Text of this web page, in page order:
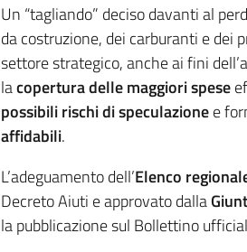
Un “tagliando” deciso davanti al
da costruzione, dei carburanti e dei
settore strategico, anche ai fini
lacopertura delle maggiori spese
possibili rischi di speculazionee
affidabili.
L’adeguamento dell’Elenco
Decreto Aiuti e approvato dalla
la pubblicazione sul Bollettino